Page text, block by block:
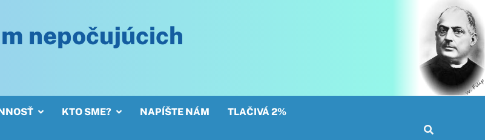
nepočujúcich
KTO SME? NAPÍŠTE NÁM TLAČIVÁ 2%